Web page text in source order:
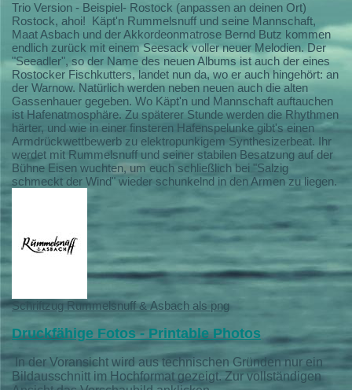
Trio Version - Beispiel- Rostock (anpassen an deinen Ort)
Rostock, ahoi! Käpt'n Rummelsnuff und seine Mannschaft,
Maat Asbach und der Akkordeonmatrose Bernd Butz kommen
endlich zurück mit einem Seesack voller neuer Melodien. Der
"Seeadler", so der Name des neuen Albums ist auch der eines
Rostocker Fischkutters, landet nun da, wo er auch hingehört: an
der Warnow. Natürlich werden neben neuen auch die alten
Gassenhauer gegeben. Wo Käpt'n und Mannschaft auftauchen
ist Hafenatmosphäre. Zu späterer Stunde werden die Rhythmen
härter, und wie in einer finsteren Hafenspelunke gibt's einen
Armdrückwettbewerb zu elektropunkigem Synthesizerbeat. Ihr
werdet mit Rummelsnuff und seiner stabilen Besatzung auf der
Bühne Eisen wuchten, um euch schließlich bei "Salzig
schmeckt der Wind" wieder schunkelnd in den Armen zu liegen.
Schriftzug Rummelsnuff & Asbach als png
Druckfähige Fotos - Printable Photos
In der Voransicht wird aus technischen Gründen nur ein
Bildausschnitt im Hochformat gezeigt. Zur vollständigen